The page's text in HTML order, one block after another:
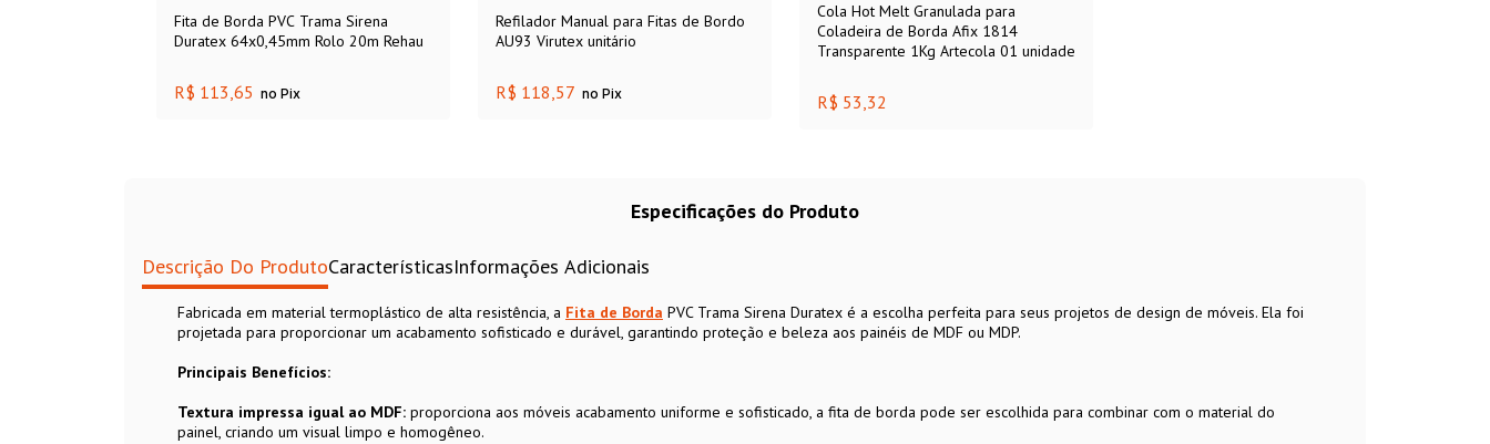
Fita de Borda PVC Trama Sirena
Duratex 64x0,45mm Rolo 20m Rehau
R$ 113,65 no Pix
Refilador Manual para Fitas de Bordo
AU93 Virutex unitário
R$ 118,57 no Pix
Cola Hot Melt Granulada para
Coladeira de Borda Afix 1814
Transparente 1Kg Artecola 01 unidade
R$ 53,32
Especificações do Produto
Descrição Do ProdutoCaracterísticasInformações Adicionais
Fabricada em material termoplástico de alta resistência, a Fita de Borda PVC Trama Sirena Duratex é a escolha perfeita para seus projetos de design de móveis. Ela foi
projetada para proporcionar um acabamento sofisticado e durável, garantindo proteção e beleza aos painéis de MDF ou MDP.
Principais Benefícios:
Textura impressa igual ao MDF: proporciona aos móveis acabamento uniforme e sofisticado, a fita de borda pode ser escolhida para combinar com o material do
painel, criando um visual limpo e homogêneo.